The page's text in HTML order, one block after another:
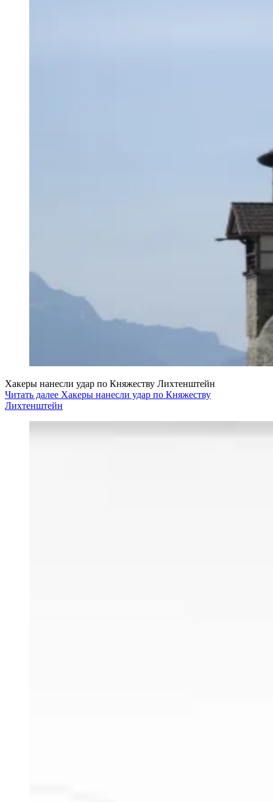
Хакеры нанесли удар по Княжеству Лихтенштейн
Читать далее Хакеры нанесли удар по Княжеству
Лихтенштейн